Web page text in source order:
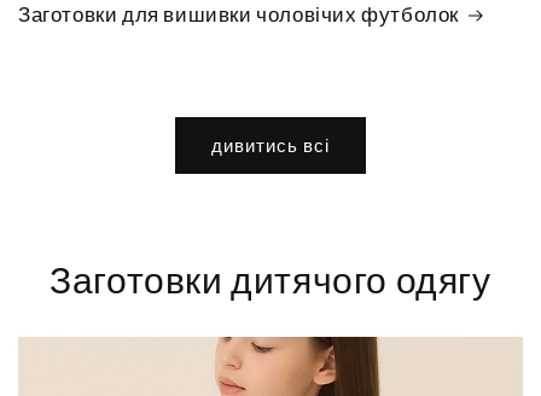
Заготовки для вишивки чоловічих футболок
дивитись всі
Заготовки дитячого одягу